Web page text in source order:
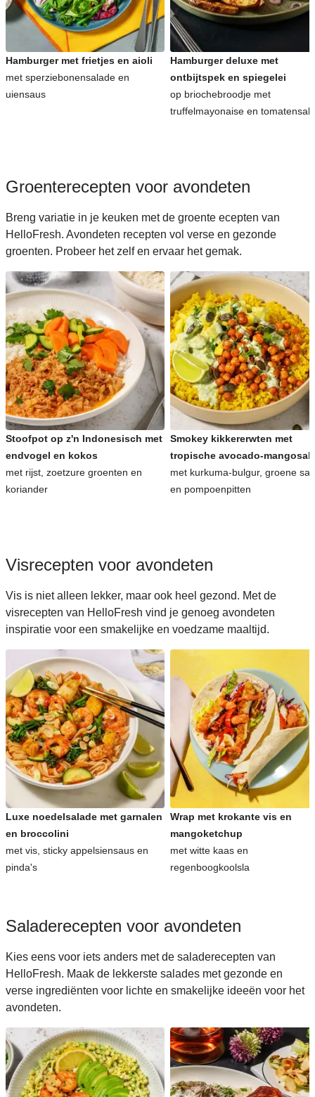
Koreaanse recepten voor avondeten
Hamburger met frietjes en aioli
met sperziebonensalade en
uiensaus
Hamburger deluxe met
ontbijtspek en spiegelei
op briochebroodje met
truffelmayonaise en
Groenterecepten voor avondeten
Breng variatie in je keuken met de groente ecepten van
HelloFresh. Avondeten recepten vol verse en gezonde
groenten. Probeer het zelf en ervaar het gemak.
Stoofpot op z'n Indonesisch met
endvogel en kokos
met rijst, zoetzure groenten en
koriander
Smokey kikkererwten met
tropische avocado-
met kurkuma-bulgur, groene
en pompoenpitten
Visrecepten voor avondeten
Vis is niet alleen lekker, maar ook heel gezond. Met de
visrecepten van HelloFresh vind je genoeg avondeten
inspiratie voor een smakelijke en voedzame maaltijd.
Luxe noedelsalade met garnalen
en broccolini
met vis, sticky appelsiensaus en
pinda's
Wrap met krokante vis en
mangoketchup
met witte kaas en
regenboogkoolsla
Saladerecepten voor avondeten
Kies eens voor iets anders met de saladerecepten van
HelloFresh. Maak de lekkerste salades met gezonde en
verse ingrediënten voor lichte en smakelijke ideeën voor het
avondeten.